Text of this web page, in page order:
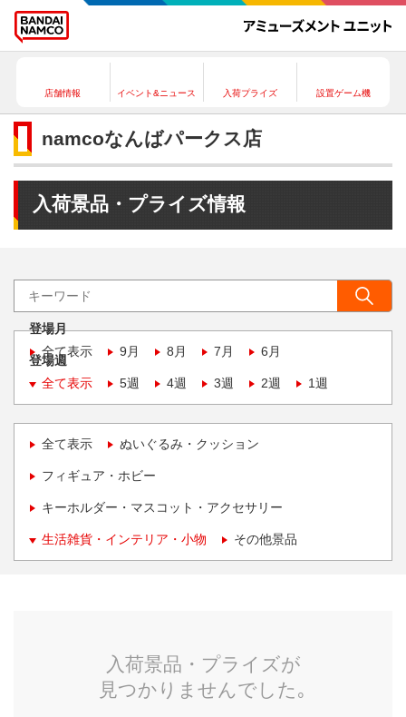
店舗情報 イベント&ニュース 入荷プライズ 設置ゲーム機
namcoなんばパークス店
入荷景品・プライズ情報
登場月
全て表示
9月 8月 7月 6月
登場週
全て表示
5週 4週 3週 2週 1週
全て表示 ぬいぐるみ・クッション
フィギュア・ホビー
キーホルダー・マスコット・アクセサリー
生活雑貨・インテリア・小物 その他景品